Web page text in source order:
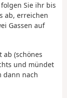
Sie ihr bis
ab, erreichen
Gassen auf
ab (schönes
und mündet
dann nach